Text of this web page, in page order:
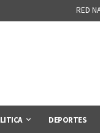
RED
DEPORTES